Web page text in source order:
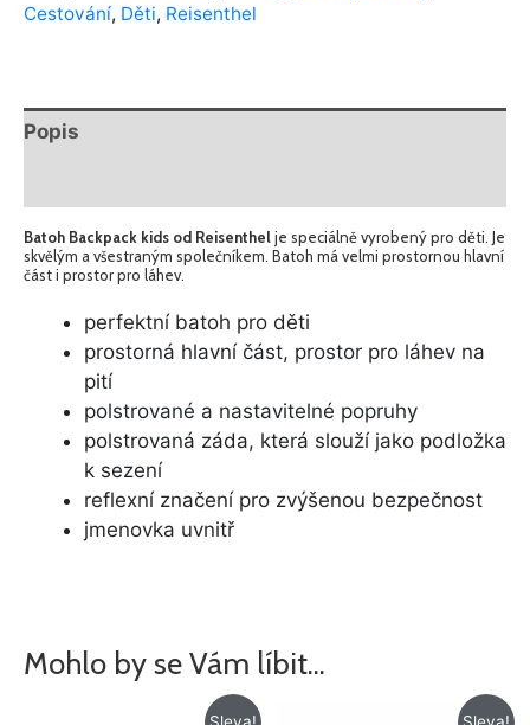
Cestování, Děti, Reisenthel
Popis
Batoh Backpack kids od Reisenthelje speciálně vyrobený pro děti. Je
skvělým a všestraným společníkem. Batoh má velmi prostornou hlavní
část i prostor pro láhev.
perfektní batoh pro děti
prostorná hlavní část, prostor pro láhev na
pití
polstrované a nastavitelné popruhy
polstrovaná záda, která slouží jako podložka
k sezení
reflexní značení pro zvýšenou bezpečnost
jmenovka uvnitř
Mohlo by se Vám líbit…
Aktuální
Aktuální